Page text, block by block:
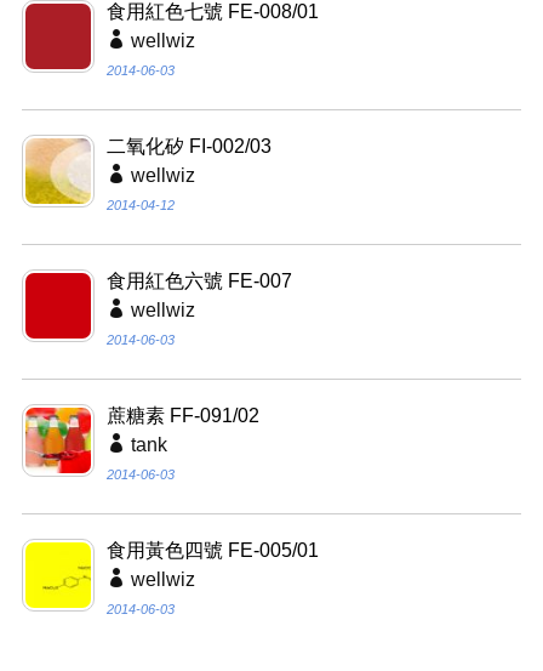
食用紅色七號 FE-008/01
wellwiz
2014-06-03
二氧化矽 FI-002/03
wellwiz
2014-04-12
食用紅色六號 FE-007
wellwiz
2014-06-03
蔗糖素 FF-091/02
tank
2014-06-03
食用黃色四號 FE-005/01
wellwiz
2014-06-03